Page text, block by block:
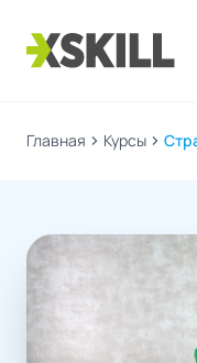
Главная chevron_right Курсы chevron_right